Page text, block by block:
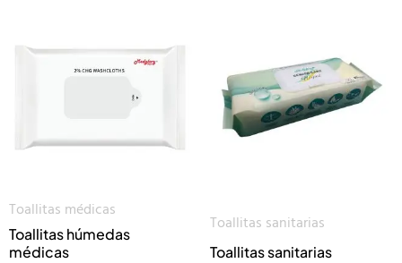
Toallitas médicas
Toallitas húmedas
médicas
Toallitas sanitarias
Toallitas sanitarias